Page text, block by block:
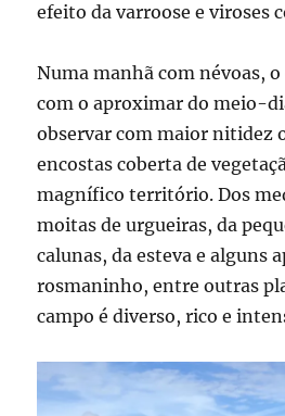
efeito da varroose e viroses
Numa manhã com névoas,
com o aproximar do meio-
observar com maior nitidez
encostas coberta de
magnífico território. Dos
moitas de urgueiras, da
calunas, da esteva e alguns
rosmaninho, entre outras
campo é diverso, rico e